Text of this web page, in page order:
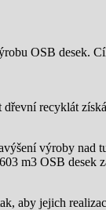
OSB desek.
recyklát
výroby nad
m3 OSB desek
aby jejich